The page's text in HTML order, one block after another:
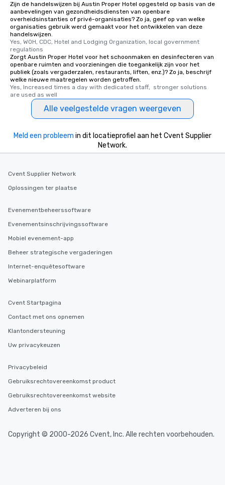
Zijn de handelswijzen bij Austin Proper Hotel opgesteld op basis van de
aanbevelingen van gezondheidsdiensten van openbare
overheidsinstanties of privé-organisaties? Zo ja, geef op van welke
organisaties gebruik werd gemaakt voor het ontwikkelen van deze
handelswijzen.
Yes, WOH, CDC, Hotel and Lodging Organization, local government
regulations
Zorgt Austin Proper Hotel voor het schoonmaken en desinfecteren van
openbare ruimten and voorzieningen die toegankelijk zijn voor het
publiek (zoals vergaderzalen, restaurants, liften, enz.)? Zo ja, beschrijf
welke nieuwe maatregelen worden getroffen.
Yes, Increased times a day with dedicated staff,  stronger solutions
are used as well
Alle veelgestelde vragen weergeven
Meld een probleem in dit locatieprofiel aan het Cvent Supplier
Network.
Cvent Supplier Network
Oplossingen ter plaatse
Evenementbeheerssoftware
Evenementsinschrijvingssoftware
Mobiel evenement-app
Beheer strategische vergaderingen
Internet-enquêtesoftware
Webinarplatform
Cvent Startpagina
Contact met ons opnemen
Klantondersteuning
Uw privacykeuzen
Privacybeleid
Gebruiksrechtovereenkomst product
Gebruiksrechtovereenkomst website
Adverteren bij ons
Copyright © 2000-2026 Cvent, Inc. Alle rechten voorbehouden.